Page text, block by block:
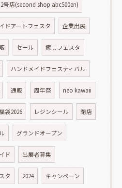
号店(second shop abc500en)
ドアートフェスタ 企業出展
セール 癒しフェスタ
ハンドメイドフェスティバル
通販 周年祭 neo kawaii
袋2026 レジンシール 閉店
グランドオープン
ド 出展者募集
タ 2024 キャンペーン